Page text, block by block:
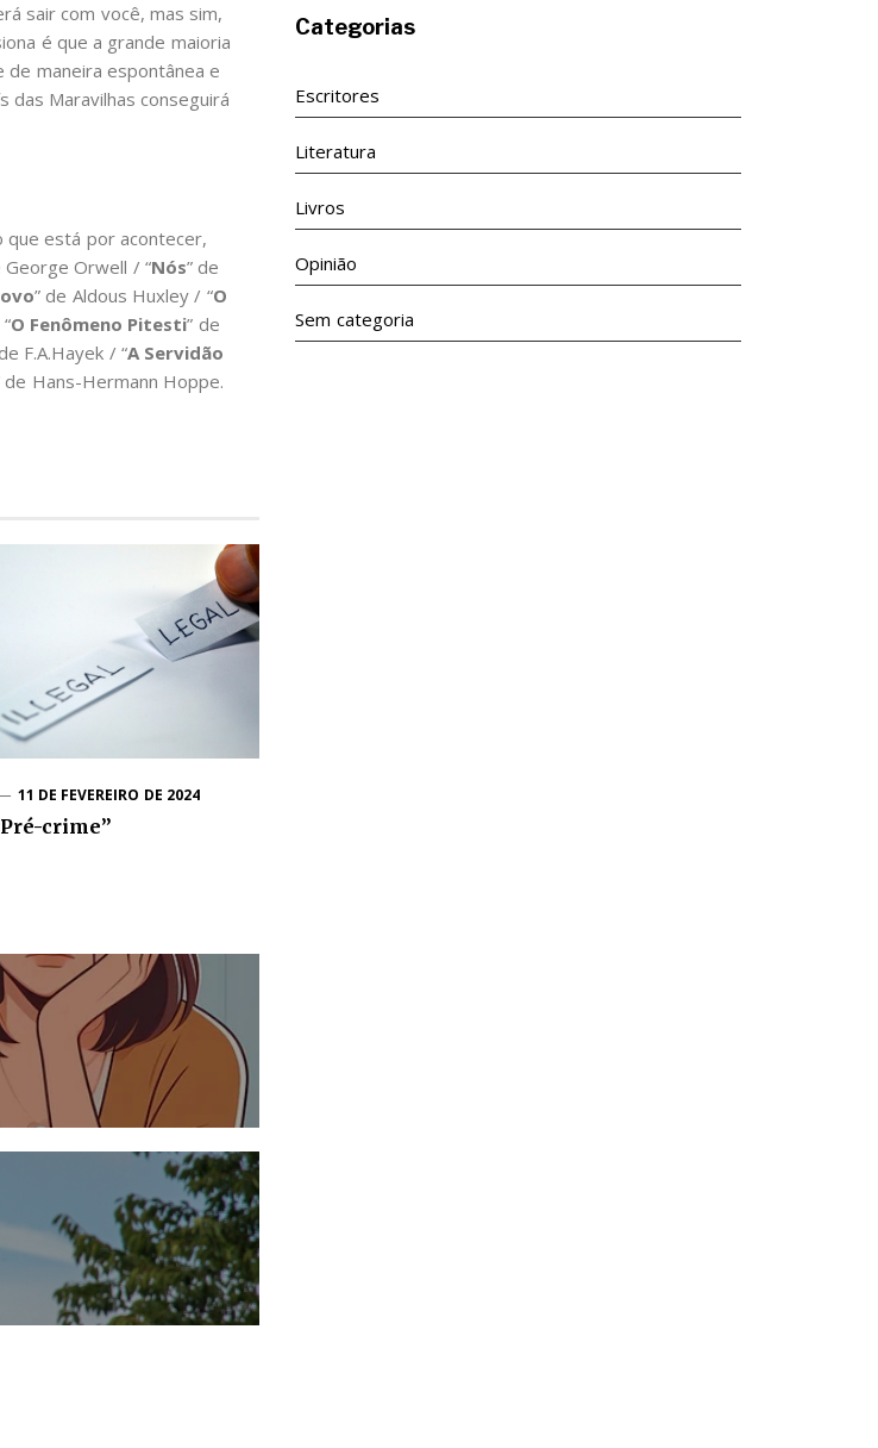
sair com você, mas sim,
é que a grande maioria
maneira espontânea e
das Maravilhas conseguirá
que está por acontecer,
George Orwell / “Nós” de
” de Aldous Huxley / “O
O Fenômeno Pitesti” de
F.A.Hayek / “A Servidão
de Hans-Hermann Hoppe.
11 DE FEVEREIRO DE 2024
crime”
Categorias
Escritores
Literatura
Livros
Opinião
Sem categoria